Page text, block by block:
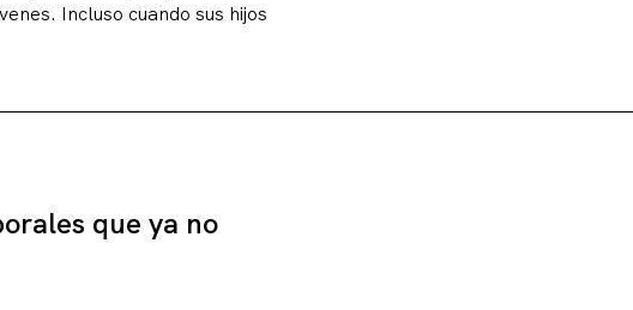
Incluso cuando sus hijos
que ya no